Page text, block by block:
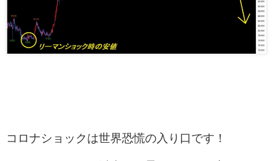
コロナショックは世界恐慌の入り口です！